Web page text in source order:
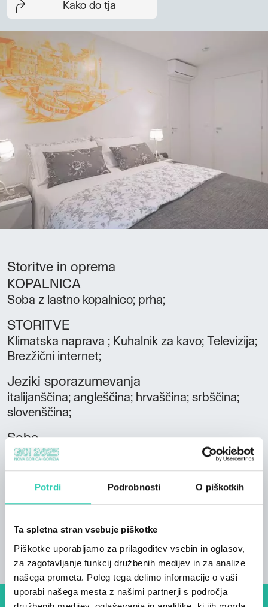
Potrdi Podrobnosti O piškotkih
Ta spletna stran vsebuje piškotke
Piškotke uporabljamo za prilagoditev vsebin in oglasov,
za zagotavljanje funkcij družbenih medijev in za analize
našega prometa. Poleg tega delimo informacije o vaši
uporabi našega mesta z našimi partnerji s področja
Kako do tja
Storitve in oprema
KOPALNICA
Soba z lastno kopalnico; prha;
STORITVE
Klimatska naprava ; Kuhalnik za kavo; Televizija;
Brezžični internet;
Jeziki sporazumevanja
italijanščina; angleščina; hrvaščina; srbščina;
slovenščina;
Sobe
6
12